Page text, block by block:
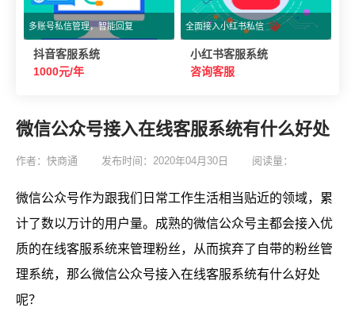
多账号私信管理，智能回复
抖音客服系统
1000元/年
全面接入小红书私信
小红书客服系统
咨询客服
微信公众号接入在线客服系统有什么好处
作者：快商通 发布时间：2020年04月30日 阅读量：
微信公众号作为跟我们日常工作生活相当贴近的领域，累
计了数以万计的用户量。成熟的微信公众号主都会接入优
质的在线客服系统来管理粉丝，从而摈弃了自带的粉丝管
理系统，那么微信公众号接入在线客服系统有什么好处
呢？